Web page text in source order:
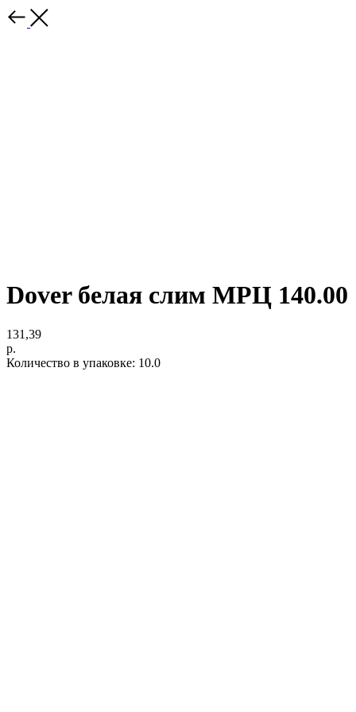
Dover белая слим МРЦ 140.00
131,39
р.
Количество в упаковке: 10.0